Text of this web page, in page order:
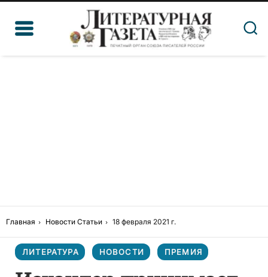
Главная Новости Статьи 18 февраля 2021 г.
ЛИТЕРАТУРА НОВОСТИ ПРЕМИЯ